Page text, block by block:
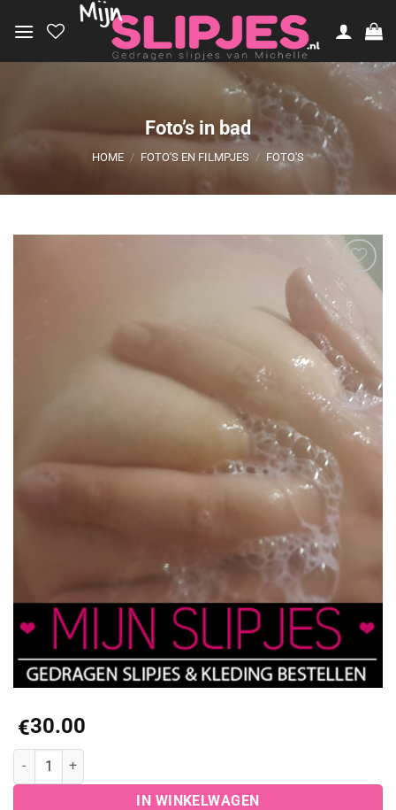
naar
Foto’s in bad
HOME / FOTO'S EN FILMPJES / FOTO'S
Aan
verlanglijst
toevoegen
€30.00
Foto's in bad aantal
IN WINKELWAGEN